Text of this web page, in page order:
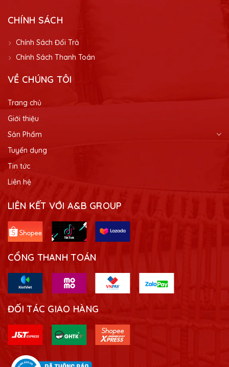
CHÍNH SÁCH
Chính Sách Đổi Trả
Chính Sách Thanh Toán
VỀ CHÚNG TÔI
Trang chủ
Giới thiệu
Sản Phẩm
Tuyển dụng
Tin tức
Liên hệ
LIÊN KẾT VỚI A&B GROUP
CỔNG THANH TOÁN
ĐỐI TÁC GIAO HÀNG